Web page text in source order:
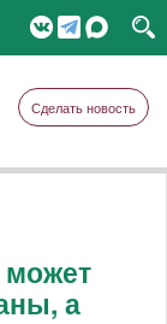
Сделать новость
может
а